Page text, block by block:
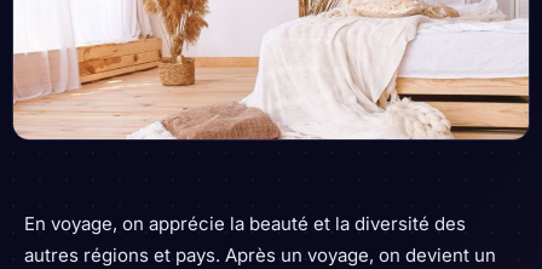
En voyage, on apprécie la beauté et la diversité des
autres régions et pays. Après un voyage, on devient un